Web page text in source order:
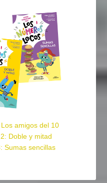
amigos del 10
Doble y mitad
Sumas sencillas